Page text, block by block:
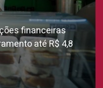
financeiras
até R$ 4,8